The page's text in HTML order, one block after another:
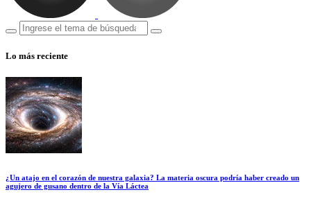
Lo más reciente
¿Un atajo en el corazón de nuestra galaxia? La materia oscura podría haber creado un
agujero de gusano dentro de la Vía Láctea